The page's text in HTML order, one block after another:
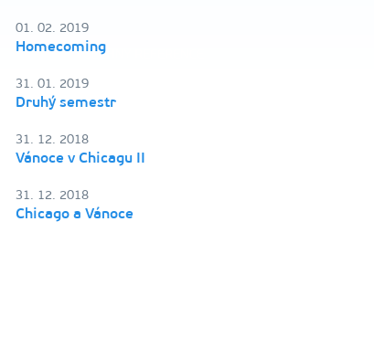
01. 02. 2019
Homecoming
31. 01. 2019
Druhý semestr
31. 12. 2018
Vánoce v Chicagu II
31. 12. 2018
Chicago a Vánoce